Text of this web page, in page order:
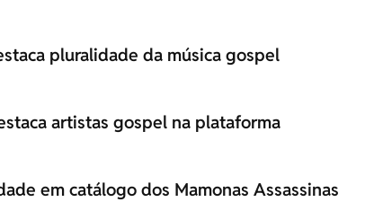
pluralidade da música gospel
artistas gospel na plataforma
em catálogo dos Mamonas Assassinas